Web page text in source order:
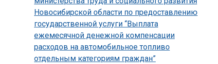
Новосибирской области по предоставлению
государственной услуги “Выплата
ежемесячной денежной компенсации
расходов на автомобильное топливо
отдельным категориям граждан”